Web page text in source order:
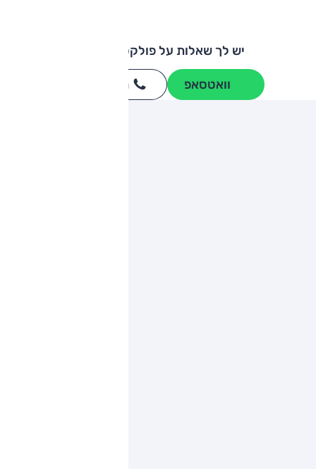
יש לך שאלות על פולקסווגן גולף?
וואטסאפ חייגו